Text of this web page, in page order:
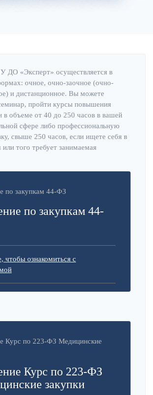
ДО «Эксперт» осуществляется в
очное, очно-заочное (очно-
и дистанционное. Вы можете
пройти курсы повышения
в объеме от 40 до 250 часов в вашей
сфере либо профессиональную
свыше 250 часов, если ищете себя в
того требует занимаемая
по закупкам 44-ФЗ
по закупкам 44-
чтобы ознакомиться с
Курс по 223-ФЗ Медицинские
Курс по 223-ФЗ
закупки